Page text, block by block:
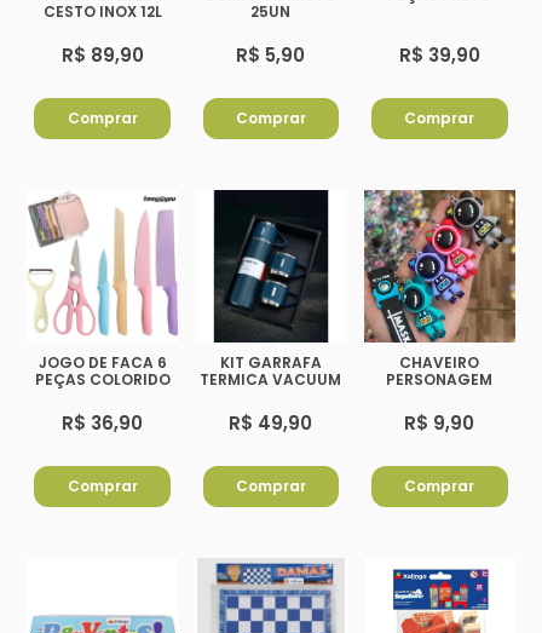
CESTO INOX 12L
R$ 89,90
Comprar
25UN
R$ 5,90
Comprar
R$ 39,90
Comprar
JOGO DE FACA 6
PEÇAS COLORIDO
R$ 36,90
Comprar
KIT GARRAFA
TERMICA VACUUM
R$ 49,90
Comprar
CHAVEIRO
PERSONAGEM
R$ 9,90
Comprar